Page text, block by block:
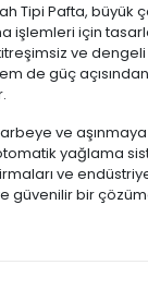
Tipi Pafta, büyük
işlemleri için
ve
de güç
ve aşınmaya
yağlama
ve
güvenilir bir